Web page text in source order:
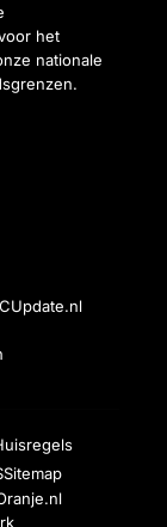
het
nationale
Sitemap